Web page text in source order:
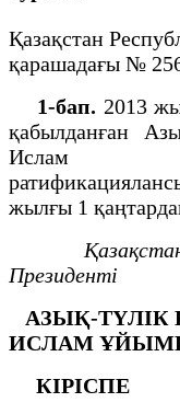
Қазақстан
қарашадағы №
1-бап. 2013
қабылданған
Ислам
жылғы 1
Қазақстан
АЗЫҚ-ТҮЛІК
ИСЛАМ
КІРІСПЕ